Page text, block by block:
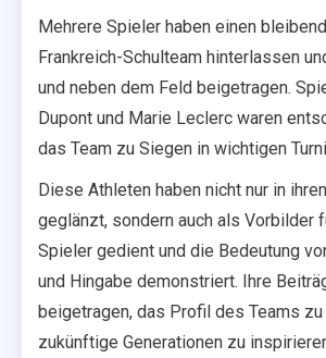
Mehrere Spieler haben einen
Frankreich-Schulteam hinterlassen
und neben dem Feld beigetragen.
Dupont und Marie Leclerc waren
das Team zu Siegen in wichtigen
Diese Athleten haben nicht nur in
geglänzt, sondern auch als Vorbilder
Spieler gedient und die Bedeutung
und Hingabe demonstriert. Ihre
beigetragen, das Profil des Teams zu
zukünftige Generationen zu